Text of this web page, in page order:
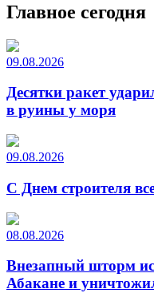
Главное сегодня
09.08.2026
Десятки ракет
в руины у моря
09.08.2026
С Днем строителя
08.08.2026
Внезапный шторм
Абакане и